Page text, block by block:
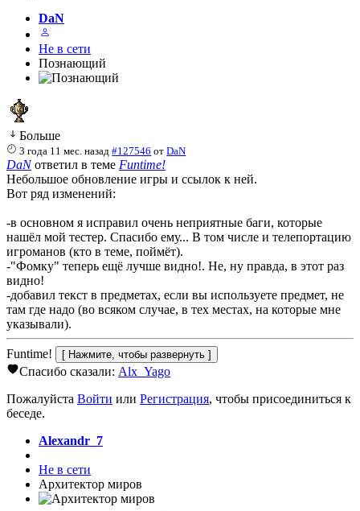
DaN
Не в сети
Познающий
Больше
3 года 11 мес. назад #127546 отDaN
DaNответил в теме Funtime!
Небольшое обновление игры и ссылок к ней.
Вот ряд изменений:
-в основном я исправил очень неприятные баги, которые
нашёл мой тестер. Спасибо ему... В том числе и телепортацию
игроманов (кто в теме, поймёт).
-"Фомку" теперь ещё лучше видно!. Не, ну правда, в этот раз
видно!
-добавил текст в предметах, если вы используете предмет, не
там где надо (во всяком случае, в тех местах, на которые мне
указывали).
Funtime!
Спасибо сказали: Alx_Yago
Пожалуйста Войти или Регистрация, чтобы присоединиться к
беседе.
Alexandr_7
Не в сети
Архитектор миров